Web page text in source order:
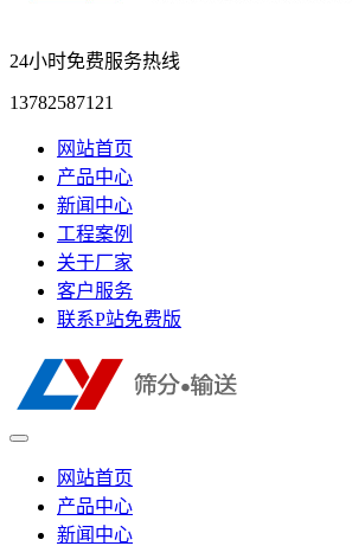
24小时免费服务热线
13782587121
网站首页
产品中心
新闻中心
工程案例
关于厂家
客户服务
联系P站免费版
网站首页
产品中心
新闻中心